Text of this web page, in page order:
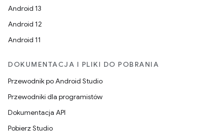
Android 13
Android 12
Android 11
DOKUMENTACJA I PLIKI DO POBRANIA
Przewodnik po Android Studio
Przewodniki dla programistów
Dokumentacja API
Pobierz Studio